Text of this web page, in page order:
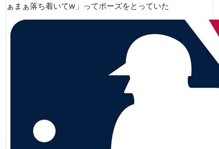
ぁまぁ落ち着いてw」ってポーズをとっていた